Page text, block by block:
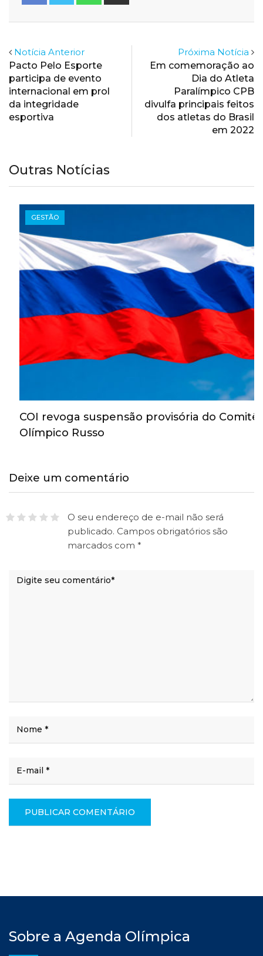
Notícia Anterior
Pacto Pelo Esporte
participa de evento
internacional em prol
da integridade
esportiva
Próxima Notícia
Em comemoração ao
Dia do Atleta
Paralímpico CPB
divulfa principais feitos
dos atletas do Brasil
em 2022
Outras Notícias
GESTÃO
COI revoga suspensão provisória do Comitê
Olímpico Russo
Deixe um comentário
O seu endereço de e-mail não será
publicado. Campos obrigatórios são
marcados com *
Sobre a Agenda Olímpica